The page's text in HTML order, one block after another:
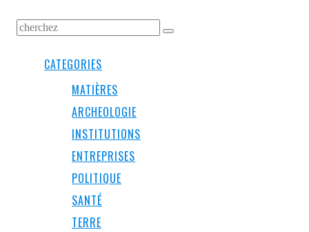
CATEGORIES
MATIÈRES
ARCHEOLOGIE
INSTITUTIONS
ENTREPRISES
POLITIQUE
SANTÉ
TERRE